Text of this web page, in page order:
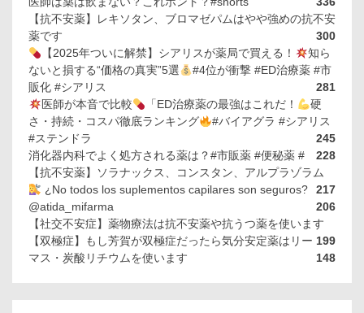
【抗不安薬】レキソタン、ブロマゼパムはやや強めの抗不安
薬です
300
【2025年ついに解禁】シアリスが薬局で買える！
知ら
ないと損する“価格の真実”5選
#4位が衝撃 #ED治療薬 #市
販化 #シアリス
281
医師が本音で比較
「ED治療薬の最強はこれだ！
硬
さ・持続・コスパ徹底ランキング
#バイアグラ #シアリス
#ステンドラ
245
消化器内科でよく処方される薬は？#市販薬 #便秘薬 #
228
【抗不安薬】ソラナックス、コンスタン、アルプラゾラム
217
¿No todos los suplementos capilares son seguros?
@atida_mifarma
206
【社交不安症】薬物療法は抗不安薬や抗うつ薬を使います
199
【双極症】もし芳賀が双極症だったら気分安定薬はリー
マス・炭酸リチウムを使います
148